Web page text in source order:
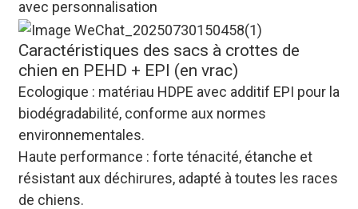
avec personnalisation
Caractéristiques des sacs à crottes de
chien en PEHD + EPI (en vrac)
Ecologique : matériau HDPE avec additif EPI pour la
biodégradabilité, conforme aux normes
environnementales.
Haute performance : forte ténacité, étanche et
résistant aux déchirures, adapté à toutes les races
de chiens.